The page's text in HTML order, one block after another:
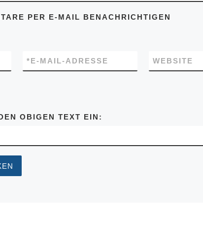
PER E-MAIL BENACHRICHTIGEN
E-MAIL-ADRESSE
* WEBSITE
OBIGEN TEXT EIN: